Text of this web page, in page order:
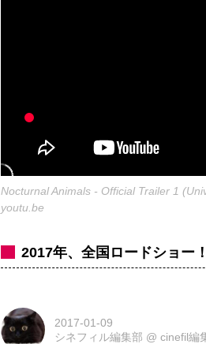
Nocturnal Animals - Official Trailer 1
youtu.be
2017年、全国ロードショー！
2017-01-09
シネフィル編集部 @cinefil編